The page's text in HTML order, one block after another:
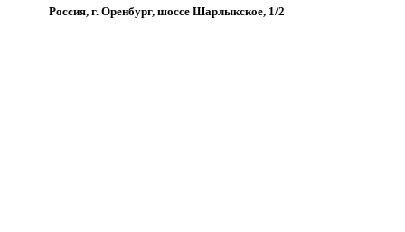
Россия, г. Оренбург, шоссе Шарлыкское, 1/2